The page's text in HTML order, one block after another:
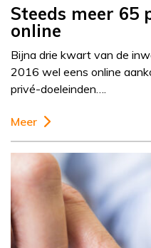
Steeds meer 65
online
Bijna drie kwart van de
2016 wel eens online
privé-doeleinden….
Meer